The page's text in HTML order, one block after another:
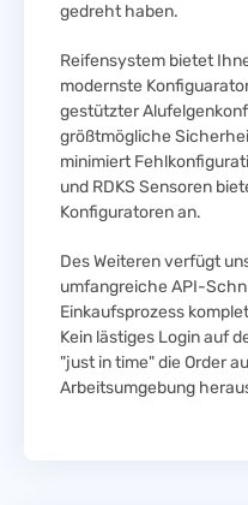
gedreht haben.
Reifensystem bietet
modernste
gestützter
größtmögliche
minimiert
und RDKS Sensoren
Konfiguratoren an.
Des Weiteren verfügt
umfangreiche API-
Einkaufsprozess
Kein lästiges Login auf
"just in time" die Order
Arbeitsumgebung